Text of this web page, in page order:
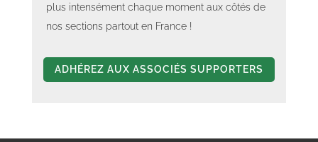
plus intensément chaque moment aux côtés de
nos sections partout en France !
ADHÉREZ AUX ASSOCIÉS SUPPORTERS